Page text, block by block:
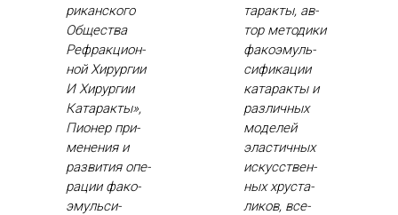
рикан­ско­го
Об­щес­тва
Реф­ракци­он­
ной Хи­рур­гии
И Хи­рур­гии
Ка­тарак­ты»,
Пи­онер при­
мене­ния и
раз­ви­тия опе­
рации фа­ко­
эмуль­си­
тарак­ты, ав­
тор ме­тоди­ки
фа­ко­эмуль­
си­фика­ции
ка­тарак­ты и
раз­личных
мо­делей
элас­тичных
ис­кусс­твен­
ных хрус­та­
ликов, все­